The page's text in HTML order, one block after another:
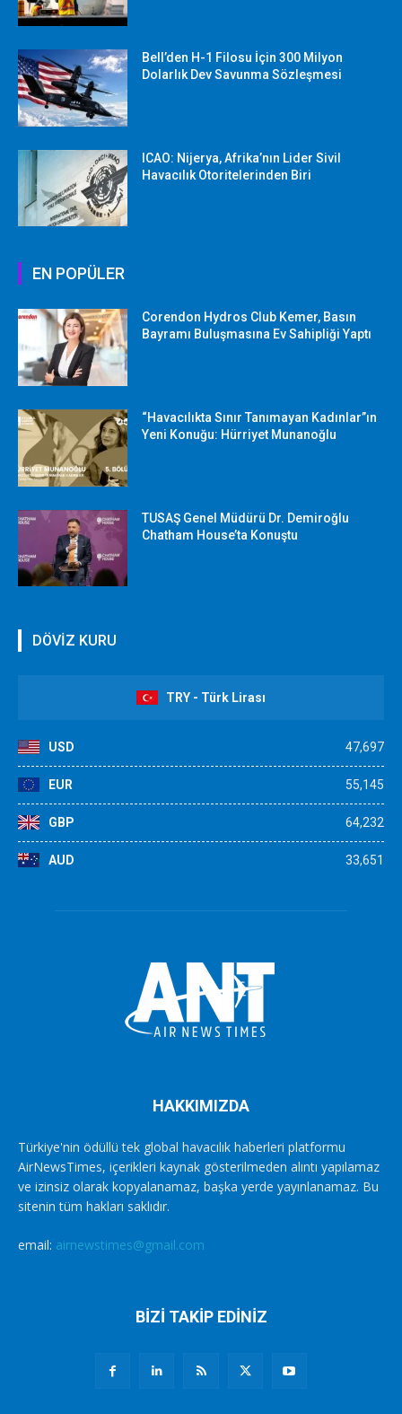
Bell’den H-1 Filosu İçin 300 Milyon
Dolarlık Dev Savunma Sözleşmesi
ICAO: Nijerya, Afrika’nın Lider Sivil
Havacılık Otoritelerinden Biri
EN POPÜLER
Corendon Hydros Club Kemer, Basın
Bayramı Buluşmasına Ev Sahipliği Yaptı
“Havacılıkta Sınır Tanımayan Kadınlar”ın
Yeni Konuğu: Hürriyet Munanoğlu
TUSAŞ Genel Müdürü Dr. Demiroğlu
Chatham House’ta Konuştu
DÖVİZ KURU
TRY - Türk Lirası
USD 47,697
EUR 55,145
GBP 64,232
AUD 33,651
HAKKIMIZDA
Türkiye'nin ödüllü tek global havacılık haberleri platformu
AirNewsTimes, içerikleri kaynak gösterilmeden alıntı yapılamaz
ve izinsiz olarak kopyalanamaz, başka yerde yayınlanamaz. Bu
sitenin tüm hakları saklıdır.
email: airnewstimes@gmail.com
BİZİ TAKİP EDİNİZ